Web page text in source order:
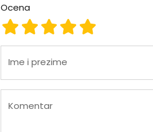
Ocena
Ocena 5
Ocena 4
Ocena 3
Ocena 2
Ocena 1
Ime i prezime
Komentar